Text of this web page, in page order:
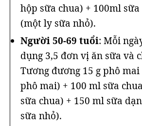
hộp sữa chua) + 100ml
(một ly sữa nhỏ).
Người 50-69 tuổi: Mỗi
dụng 3,5 đơn vị ăn sữa và
Tương đương 15 g phô
phô mai) + 100 ml sữa
sữa chua) + 150 ml sữa
sữa nhỏ).